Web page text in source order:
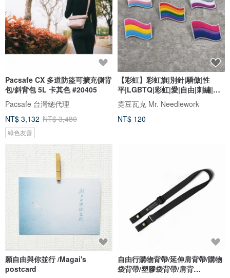
Pacsafe CX 多道防盜可擴充側背
包/斜背包 5L 卡其色 #20405
Pacsafe 台灣總代理
NT$ 3,132 NT$ 3,480
綠色友善
【彩虹】彩虹旗|別針|驕傲|性
平|LGBTQ|彩虹|愛|自由|刺繡|胸
針
霓豆瓦克 Mr. Needlework
NT$ 120
願自由與你並行 /Magai's
postcard
自由行購物背帶/延伸肩背帶/購物
袋背帶/塑膠袋背帶/肩背